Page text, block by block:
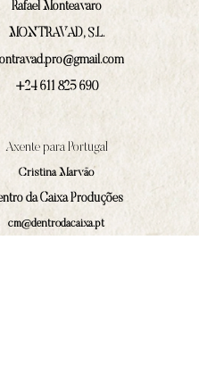
Rafael Monteavaro
MONTRAVAD, S.L.
+24 611 825 690
Axente para Portugal
Cristina Marväo
da Caixa Produções
cm@dentrodacaixa.pt